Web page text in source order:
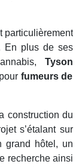
particulièrement
En plus de ses
Tyson
fumeurs de
construction du
s’étalant sur
grand hôtel, un
recherche ainsi